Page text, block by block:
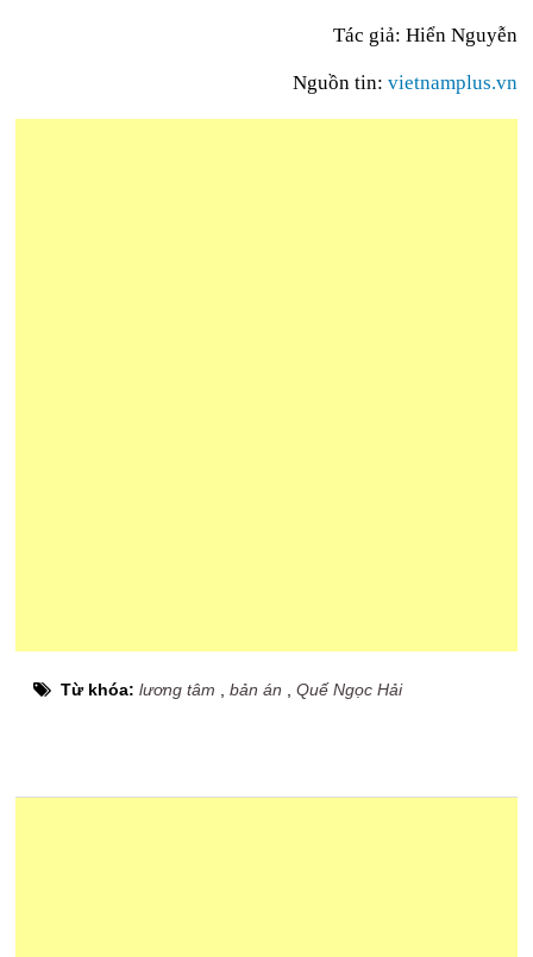
Tác giả: Hiển Nguyễn
Nguồn tin: vietnamplus.vn
Từ khóa:lương tâm ,bản án ,Quế Ngọc Hải